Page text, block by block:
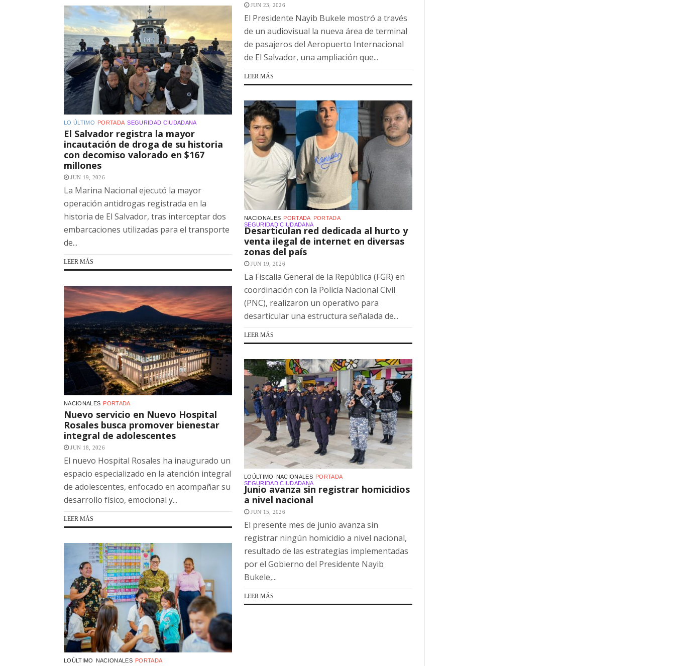
JUN 23, 2026
El Presidente Nayib Bukele mostró a través
de un audiovisual la nueva área de terminal
de pasajeros del Aeropuerto Internacional
de El Salvador, una ampliación que...
LEER MÁS
LO ÚLTIMO PORTADA SEGURIDAD CIUDADANA
El Salvador registra la mayor
incautación de droga de su historia
con decomiso valorado en $167
millones
JUN 19, 2026
La Marina Nacional ejecutó la mayor
operación antidrogas registrada en la
historia de El Salvador, tras interceptar dos
embarcaciones utilizadas para el transporte
de...
LEER MÁS
NACIONALES PORTADA PORTADA
SEGURIDAD CIUDADANA
Desarticulan red dedicada al hurto y
venta ilegal de internet en diversas
zonas del país
JUN 19, 2026
La Fiscalía General de la República (FGR) en
coordinación con la Policía Nacional Civil
(PNC), realizaron un operativo para
desarticular una estructura señalada de...
LEER MÁS
NACIONALES PORTADA
Nuevo servicio en Nuevo Hospital
Rosales busca promover bienestar
integral de adolescentes
JUN 18, 2026
El nuevo Hospital Rosales ha inaugurado un
espacio especializado en la atención integral
de adolescentes, enfocado en acompañar su
desarrollo físico, emocional y...
LEER MÁS
LOÚLTIMO NACIONALES PORTADA
SEGURIDAD CIUDADANA
Junio avanza sin registrar homicidios
a nivel nacional
JUN 15, 2026
El presente mes de junio avanza sin
registrar ningún homicidio a nivel nacional,
resultado de las estrategias implementadas
por el Gobierno del Presidente Nayib
Bukele,...
LEER MÁS
LOÚLTIMO NACIONALES PORTADA